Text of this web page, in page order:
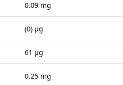
0.09 mg
(0) μg
61 μg
0.25 mg